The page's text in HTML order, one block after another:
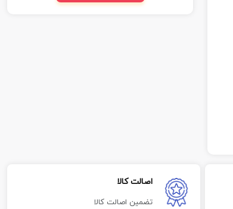
اصالت کالا
تضمین اصالت کالا